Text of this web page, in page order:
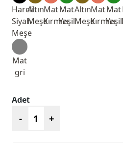
Hareli
Siyah
Meşe
Altın
Meşe
Mat
Kırmızı
Mat
Yeşil
Altın
Meşe
Mat
Kırmızı
Mat
Yeşil
Mat
gri
Adet
- +